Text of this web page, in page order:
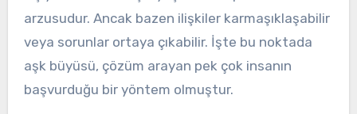
arzusudur. Ancak bazen ilişkiler karmaşıklaşabilir
veya sorunlar ortaya çıkabilir. İşte bu noktada
aşk büyüsü, çözüm arayan pek çok insanın
başvurduğu bir yöntem olmuştur.